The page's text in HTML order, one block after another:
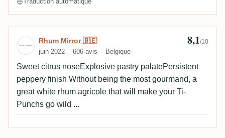
Avis de Rhum Mirror 🇧🇪
Rhum Mirror 🇧🇪
juin 2022 606 avis Belgique
8,1/10
Sweet citrus noseExplosive pastry palatePersistent
peppery finish Without being the most gourmand, a
great white rhum agricole that will make your Ti-
Punchs go wild ...